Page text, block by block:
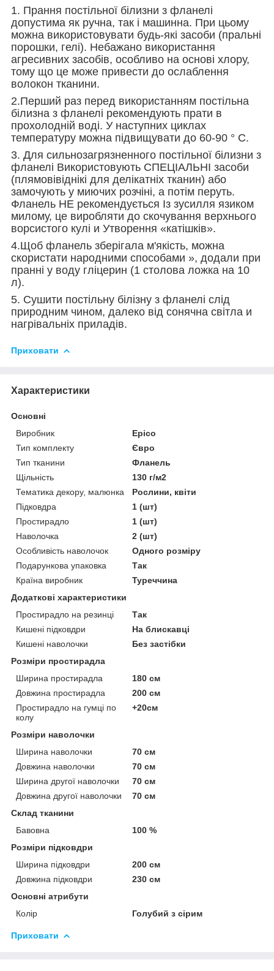
1. Прання постільної білизни з фланелі
допустима як ручна, так і машинна. При цьому
можна використовувати будь-які засоби (пральні
порошки, гелі). Небажано використання
агресивних засобів, особливо на основі хлору,
тому що це може привести до ослаблення
волокон тканини.
2.Перший раз перед використанням постільна
білизна з фланелі рекомендують прати в
прохолодній воді. У наступних циклах
температуру можна підвищувати до 60-90 ° С.
3. Для сильнозагрязненного постільної білизни з
фланелі Використовують СПЕЦІАЛЬНІ засоби
(плямовівіднікі для делікатніх тканин) або
замочують у миючих розчіні, а потім перуть.
Фланель НЕ рекомендується Із зусилля язиком
милому, це виробляти до скочування верхнього
ворсистого кулі и Утворення «катішків».
4.Щоб фланель зберігала м'якість, можна
скористати народними способами », додали при
пранні у воду гліцерин (1 столова ложка на 10
л).
5. Сушити постільну білізну з фланелі слід
природним чином, далеко від сонячна світла и
нагрівальніх приладів.
Приховати
Характеристики
Основні
Виробник
Epico
Тип комплекту
Євро
Тип тканини
Фланель
Щільність
130 г/м2
Тематика декору, малюнка
Рослини, квіти
Підковдра
1 (шт)
Простирадло
1 (шт)
Наволочка
2 (шт)
Особливість наволочок
Одного розміру
Подарункова упаковка
Так
Країна виробник
Туреччина
Додаткові характеристики
Простирадло на резинці
Так
Кишені підковдри
На блискавці
Кишені наволочки
Без застібки
Розміри простирадла
Ширина простирадла
180 см
Довжина простирадла
200 см
Простирадло на гумці по
колу
+20см
Розміри наволочки
Ширина наволочки
70 см
Довжина наволочки
70 см
Ширина другої наволочки
70 см
Довжина другої наволочки
70 см
Склад тканини
Бавовна
100 %
Розміри підковдри
Ширина підковдри
200 см
Довжина підковдри
230 см
Основні атрибути
Колір
Голубий з сірим
Приховати